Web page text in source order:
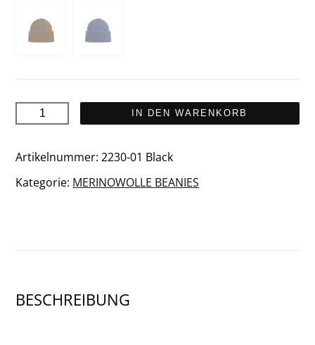
NATUR
Mütze
IN DEN WARENKORB
Artikelnummer:2230-01 Black
Kategorie: MERINOWOLLE BEANIES
BESCHREIBUNG